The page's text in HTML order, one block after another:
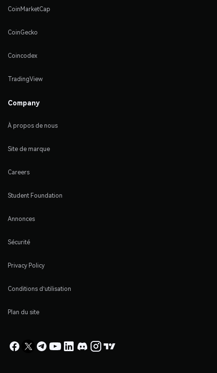
CoinMarketCap
CoinGecko
Coincodex
TradingView
Company
À propos de nous
Site de marque
Careers
Student Foundation
Annonces
Sécurité
Privacy Policy
Conditions d'utilisation
Plan du site